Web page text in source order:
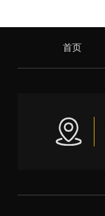
首页